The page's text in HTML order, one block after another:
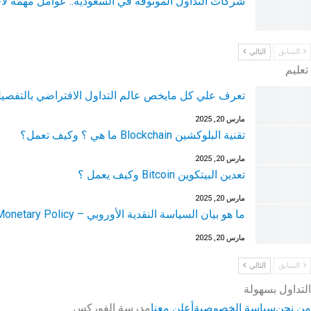
السابق التالي
تعليم
تعرف علي كل مايخص عالم التداول الافتراضي
مارس 20, 2025
تقنية البلوكشين Blockchain ما هي ؟ وكيف تعمل؟
مارس 20, 2025
تعدين البيتكوين Bitcoin وكيف يعمل ؟
مارس 20, 2025
ما هو بيان السياسة النقدية الأوروبي – Monetary Policy…
مارس 20, 2025
السابق التالي
التداول بسهولة
من نحنسياسة الخصوصيةأعلن معنامدرسة الفوركس